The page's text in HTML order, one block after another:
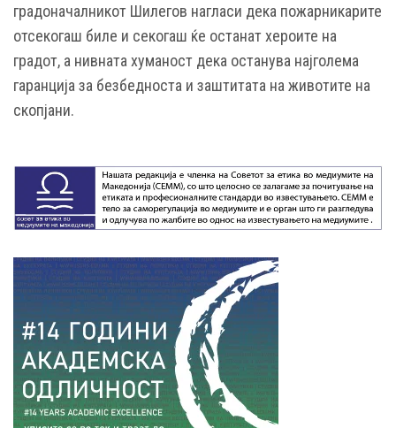
градоначалникот Шилегов нагласи дека пожарникарите
отсекогаш биле и секогаш ќе останат хероите на
градот, а нивната хуманост дека останува најголема
гаранција за безбедноста и заштитата на животите на
скопјани.